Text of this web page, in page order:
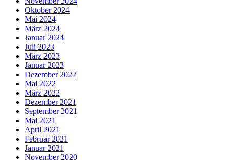
Oktober 2024
Mai 2024
März 2024
Januar 2024
Juli 2023
März 2023
Januar 2023
Dezember 2022
Mai 2022
März 2022
Dezember 2021
September 2021
Mai 2021
April 2021
Februar 2021
Januar 2021
November 2020